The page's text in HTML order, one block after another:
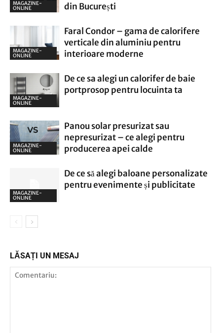
MAGAZINE-
ONLINE
din București
MAGAZINE-
ONLINE
Faral Condor – gama de calorifere
verticale din aluminiu pentru
interioare moderne
MAGAZINE-
ONLINE
De ce sa alegi un calorifer de baie
portprosop pentru locuinta ta
MAGAZINE-
ONLINE
Panou solar presurizat sau
nepresurizat – ce alegi pentru
producerea apei calde
MAGAZINE-
ONLINE
De ce să alegi baloane personalizate
pentru evenimente și publicitate
LĂSAȚI UN MESAJ